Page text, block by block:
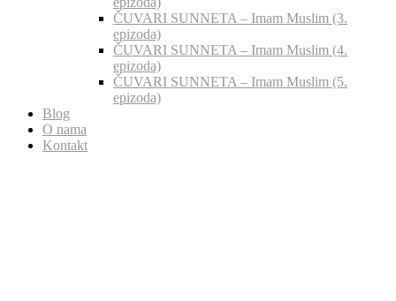
ČUVARI SUNNETA – Imam Muslim (3.
epizoda)
ČUVARI SUNNETA – Imam Muslim (4.
epizoda)
ČUVARI SUNNETA – Imam Muslim (5.
epizoda)
Blog
O nama
Kontakt